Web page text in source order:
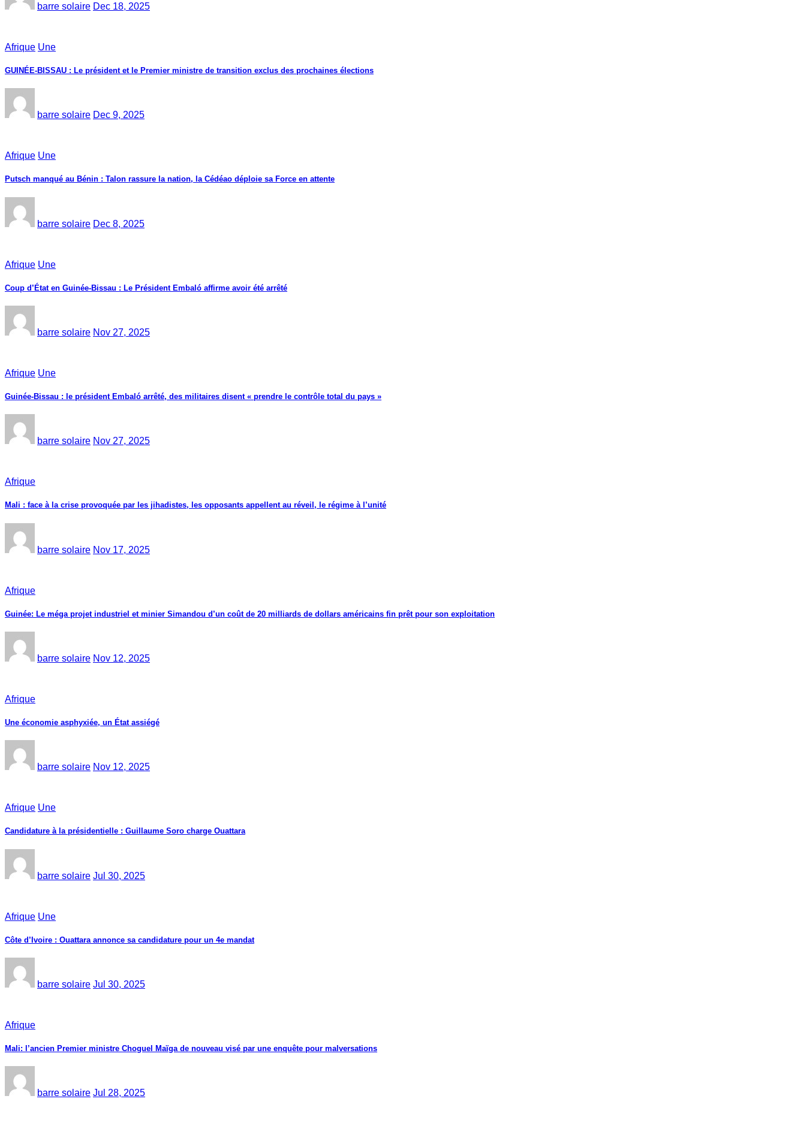
barre solaire Dec 18, 2025
Afrique Une
GUINÉE-BISSAU : Le président et le Premier ministre de transition exclus des prochaines élections
barre solaire Dec 9, 2025
Afrique Une
Putsch manqué au Bénin : Talon rassure la nation, la Cédéao déploie sa Force en attente
barre solaire Dec 8, 2025
Afrique Une
Coup d’État en Guinée-Bissau : Le Président Embaló affirme avoir été arrêté
barre solaire Nov 27, 2025
Afrique Une
Guinée-Bissau : le président Embaló arrêté, des militaires disent « prendre le contrôle total du pays »
barre solaire Nov 27, 2025
Afrique
Mali : face à la crise provoquée par les jihadistes, les opposants appellent au réveil, le régime à l’unité
barre solaire Nov 17, 2025
Afrique
Guinée: Le méga projet industriel et minier Simandou d’un coût de 20 milliards de dollars américains fin prêt pour son exploitation
barre solaire Nov 12, 2025
Afrique
Une économie asphyxiée, un État assiégé
barre solaire Nov 12, 2025
Afrique Une
Candidature à la présidentielle : Guillaume Soro charge Ouattara
barre solaire Jul 30, 2025
Afrique Une
Côte d’Ivoire : Ouattara annonce sa candidature pour un 4e mandat
barre solaire Jul 30, 2025
Afrique
Mali: l’ancien Premier ministre Choguel Maïga de nouveau visé par une enquête pour malversations
barre solaire Jul 28, 2025